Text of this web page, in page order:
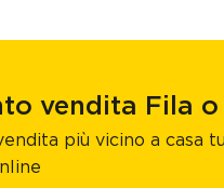
vendita Fila
più vicino a casa